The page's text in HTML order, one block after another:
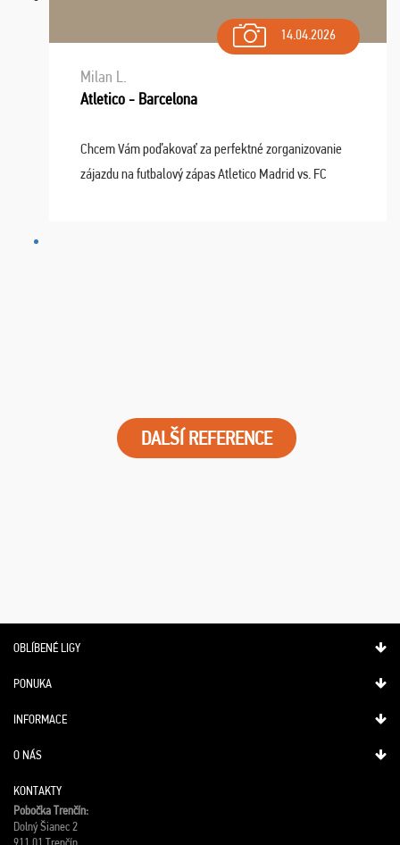
14.04.2026
Milan L.
Atletico - Barcelona
Chcem Vám poďakovať za perfektné zorganizovanie
zájazdu na futbalový zápas Atletico Madrid vs. FC
DALŠÍ REFERENCE
OBLÍBENÉ LIGY
PONUKA
INFORMACE
O NÁS
KONTAKTY
Pobočka Trenčín:
Dolný Šianec 2